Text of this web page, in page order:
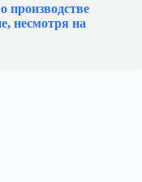
несмотря на